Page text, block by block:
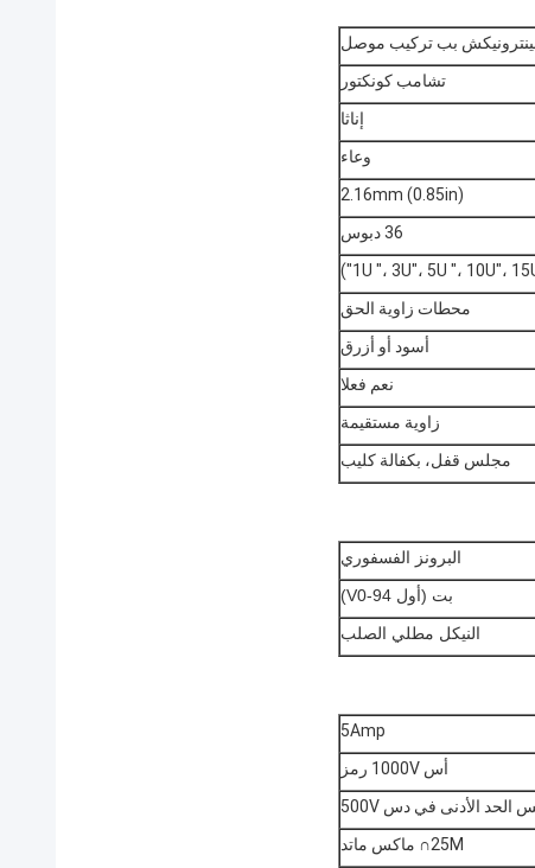
بب تركيب موصل
تشامب كونكتور
إناثا
وعاء
2.16mm (0.85in)
36 دبوس
محطات زاوية الحق
أسود أو أزرق
نعم فعلا
زاوية مستقيمة
مجلس قفل، بكفالة كليب
البرونز الفسفوري
بت (أول 94-V0)
النيكل مطلي الصلب
5Amp
أس 1000V رمز
25M∩ ماكس ماتد